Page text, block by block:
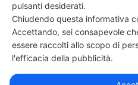
331 818 4777DANIELE ESPOSITO
pulsanti desiderati.
Chiudendo questa informativa
Accettando, sei consapevole
essere raccolti allo scopo di
l'efficacia della pubblicità.